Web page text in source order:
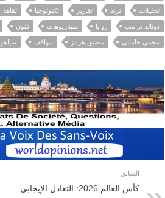
تحليلات ترند تقارير تكنولوجيا ثقافة
دونالد ترامب زوايا سيناريوهات فنون
مجتبى خامنئي مضيق هرمز مواقف نتنياهو
السابق
كأس العالم 2026: التعادل الإيجابي